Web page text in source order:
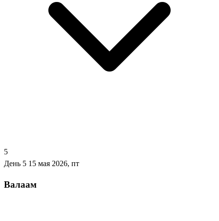
5
День 5 15 мая 2026, пт
Валаам